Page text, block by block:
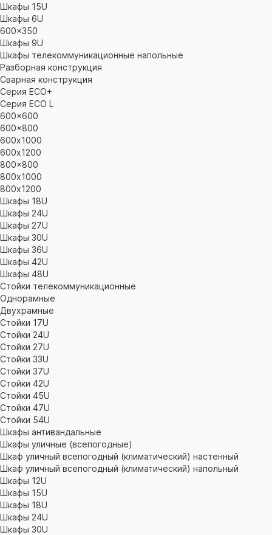
Шкафы 15U
Шкафы 6U
600x350
Шкафы 9U
Шкафы телекоммуникационные напольные
Разборная конструкция
Сварная конструкция
Серия ECO+
Серия ECO L
600x600
600x800
600х1000
600х1200
800x800
800х1000
800х1200
Шкафы 18U
Шкафы 24U
Шкафы 27U
Шкафы 30U
Шкафы 36U
Шкафы 42U
Шкафы 48U
Стойки телекоммуникационные
Однорамные
Двухрамные
Стойки 17U
Стойки 24U
Стойки 27U
Стойки 33U
Стойки 37U
Стойки 42U
Стойки 45U
Стойки 47U
Стойки 54U
Шкафы антивандальные
Шкафы уличные (всепогодные)
Шкаф уличный всепогодный (климатический) настенный
Шкаф уличный всепогодный (климатический) напольный
Шкафы 12U
Шкафы 15U
Шкафы 18U
Шкафы 24U
Шкафы 30U